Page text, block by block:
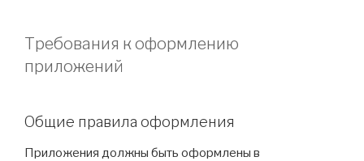
Требования к оформлению
приложений
Общие правила оформления
Приложения должны быть оформлены в